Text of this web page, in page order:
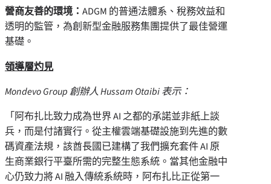
營商友善的環境： ADGM 的普通法體系、稅務效益和
透明的監管，為創新型金融服務集團提供了最佳營運
基礎。
領導層灼見
Mondevo Group 創辦人Hussam Otaibi表示：
「阿布扎比致力成為世界 AI 之都的承諾並非紙上談
兵，而是付諸實行。從主權雲端基礎設施到先進的數
碼資產法規，該酋長國已建構了我們擴充套件 AI 原
生商業銀行平臺所需的完整生態系統。當其他金融中
心仍致力將 AI 融入傳統系統時，阿布扎比正從第一